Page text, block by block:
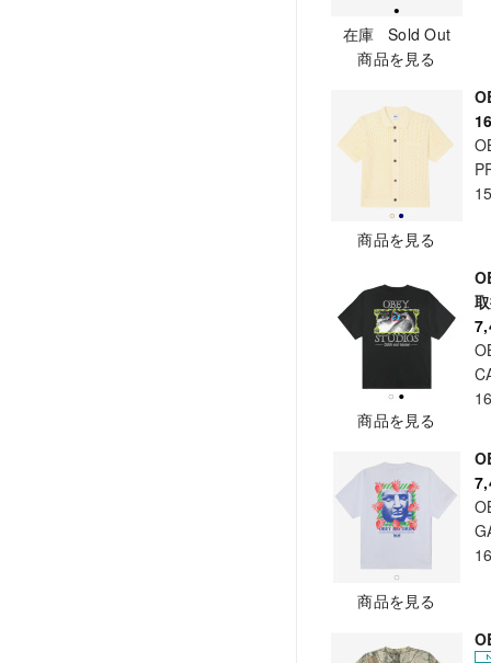
在庫 Sold Out
商品を見る
商品を見る
商品を見る
商品を見る